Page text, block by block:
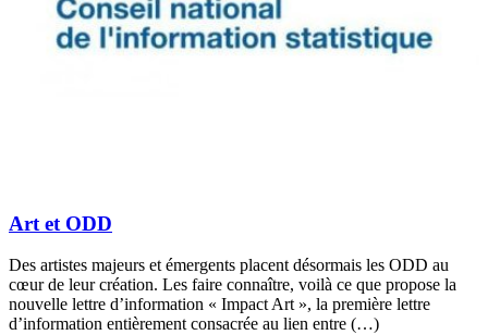
Art et ODD
Des artistes majeurs et émergents placent désormais les ODD au
cœur de leur création. Les faire connaître, voilà ce que propose la
nouvelle lettre d’information « Impact Art », la première lettre
d’information entièrement consacrée au lien entre (…)